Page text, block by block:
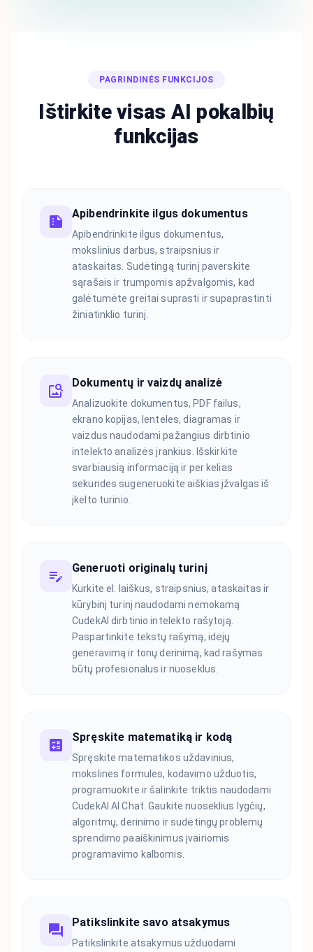
PAGRINDINĖS FUNKCIJOS
Ištirkite visas AI pokalbių
funkcijas
Apibendrinkite ilgus dokumentus
Apibendrinkite ilgus dokumentus,
mokslinius darbus, straipsnius ir
ataskaitas. Sudėtingą turinį paverskite
sąrašais ir trumpomis apžvalgomis, kad
galėtumėte greitai suprasti ir supaprastinti
žiniatinklio turinį.
Dokumentų ir vaizdų analizė
Analizuokite dokumentus, PDF failus,
ekrano kopijas, lenteles, diagramas ir
vaizdus naudodami pažangius dirbtinio
intelekto analizės įrankius. Išskirkite
svarbiausią informaciją ir per kelias
sekundes sugeneruokite aiškias įžvalgas iš
įkelto turinio.
Generuoti originalų turinį
Kurkite el. laiškus, straipsnius, ataskaitas ir
kūrybinį turinį naudodami nemokamą
CudekAI dirbtinio intelekto rašytoją.
Paspartinkite tekstų rašymą, idėjų
generavimą ir tonų derinimą, kad rašymas
būtų profesionalus ir nuoseklus.
Spręskite matematiką ir kodą
Spręskite matematikos uždavinius,
mokslines formules, kodavimo užduotis,
programuokite ir šalinkite triktis naudodami
CudekAI AI Chat. Gaukite nuoseklius lygčių,
algoritmų, derinimo ir sudėtingų problemų
sprendimo paaiškinimus įvairiomis
programavimo kalbomis.
Patikslinkite savo atsakymus
Patikslinkite atsakymus užduodami